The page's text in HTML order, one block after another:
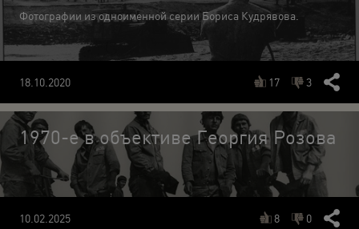
Фотографии из одноименной серии Бориса Кудрявова.
18.10.2020 17 3
1970-е в объективе Георгия Розова
10.02.2025 8 0